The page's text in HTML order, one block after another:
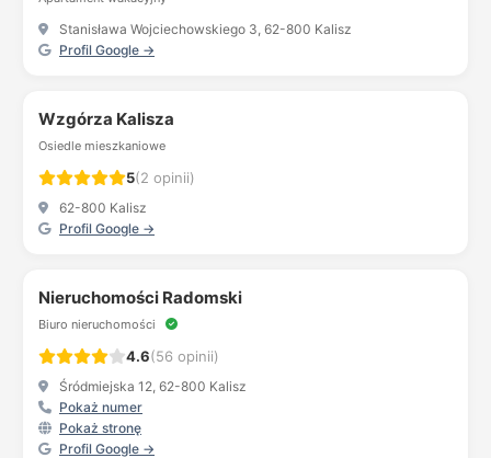
Stanisława Wojciechowskiego 3, 62-800 Kalisz
Profil Google →
Wzgórza Kalisza
Osiedle mieszkaniowe
5(2 opinii)
62-800 Kalisz
Profil Google →
Nieruchomości Radomski
Biuro nieruchomości
4.6(56 opinii)
Śródmiejska 12, 62-800 Kalisz
Pokaż numer
Pokaż stronę
Profil Google →